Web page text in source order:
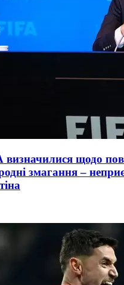
щодо
змагання –